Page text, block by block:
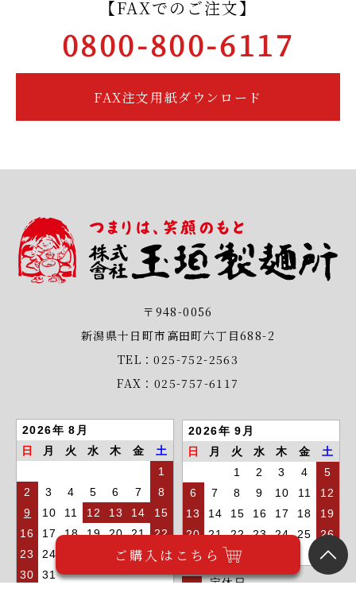
ご購入はこちら
【FAXでのご注文】
0800-800-6117
FAX注文用紙ダウンロード
〒948-0056
新潟県十日町市高田町六丁目688-2
TEL：025-752-2563
FAX：025-757-6117
2026年 8月
日
月 火 水 木 金
土
1
2
3 4 5 6 7
8
9
10 11 12 13 14
15
16
17 18 19 20 21
22
23
24 27 28
29
30
31
2026年 9月
日
月 火 水 木 金
土
1
2 3 4
5
6
7 8 9 10 11
12
13
14 15 16 17 18
19
20 21 22 23 24 25
26
27 28 29
定休日